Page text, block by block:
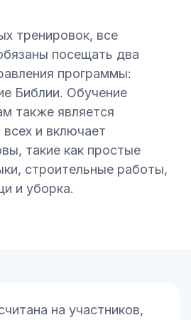
тренировок, все
посещать два
программы:
Библии. Обучение
также является
и включает
такие как простые
строительные работы,
и уборка.
на участников,